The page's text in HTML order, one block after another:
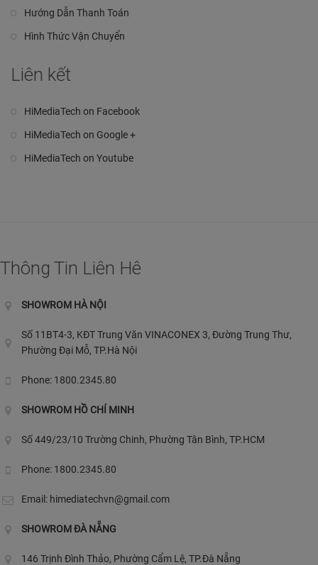
Hướng Dẫn Thanh Toán
Hình Thức Vận Chuyển
Liên kết
HiMediaTech on Facebook
HiMediaTech on Google +
HiMediaTech on Youtube
Thông Tin Liên Hê
SHOWROM HÀ NỘI
Số 11BT4-3, KĐT Trung Văn VINACONEX 3, Đường Trung Thư,
Phường Đại Mỗ, TP.Hà Nội
Phone: 1800.2345.80
SHOWROM HỒ CHÍ MINH
Số 449/23/10 Trường Chinh, Phường Tân Bình, TP.HCM
Phone: 1800.2345.80
Email: himediatechvn@gmail.com
SHOWROM ĐÀ NẴNG
146 Trịnh Đình Thảo, Phường Cẩm Lệ, TP.Đà Nẵng